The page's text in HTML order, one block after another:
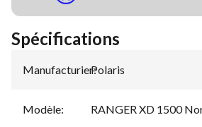
Spécifications
Manufacturier:
Polaris
Modèle: RANGER XD 1500